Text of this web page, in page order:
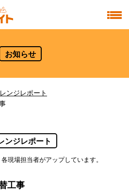
お知らせ
ンジレポート
ンジレポート
現場担当者がアップしています。
工事